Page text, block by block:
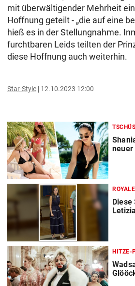
mit überwältigender Mehrheit
Hoffnung geteilt - „die auf eine
hieß es in der Stellungnahme.
furchtbaren Leids teilten der
diese Hoffnung auch weiterhin.
Star-Style 12.10.2023 12:00
neuer
HITZE-